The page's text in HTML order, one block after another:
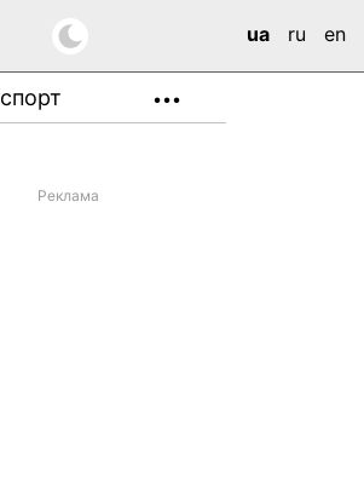
ua ru en
спорт •••
Реклама